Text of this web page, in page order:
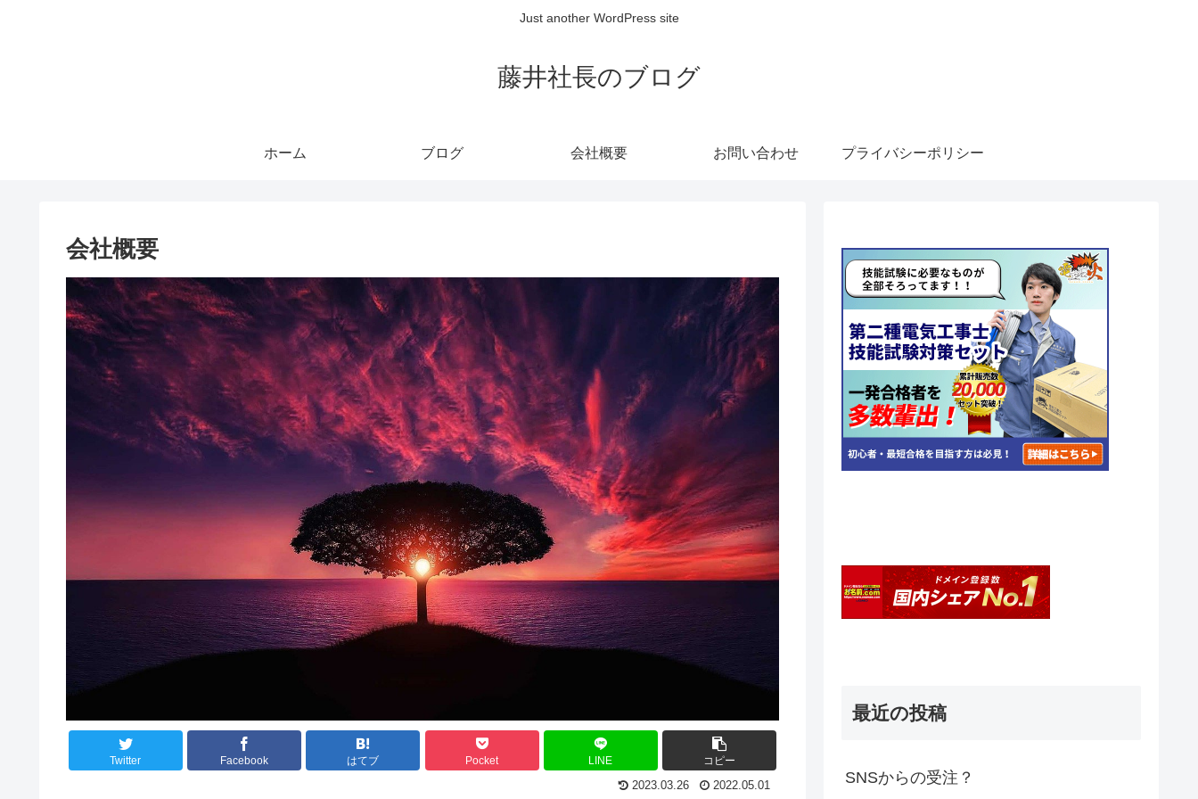
Just another WordPress site
藤井社長のブログ
ホーム ブログ 会社概要 お問い合わせ プライバシーポリシー
会社概要
Twitter Facebook はてブ Pocket LINE コピー
2023.03.26 2022.05.01
最近の投稿
SNSからの受注？